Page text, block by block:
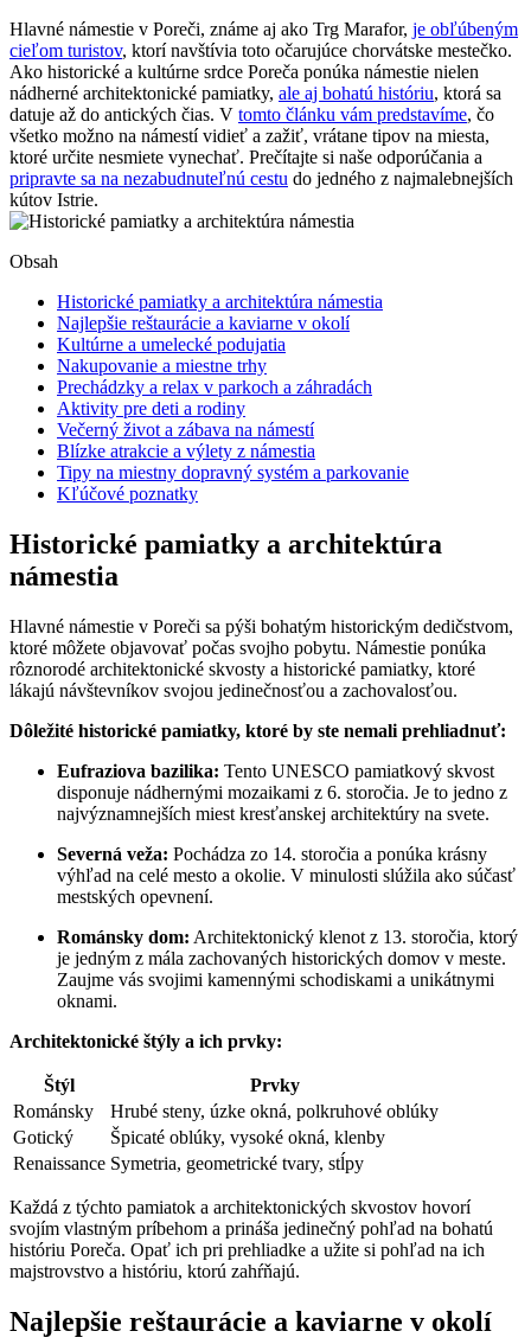
Hlavné námestie v Poreči, známe aj ako Trg Marafor, je obľúbeným
cieľom turistov, ktorí navštívia toto očarujúce chorvátske mestečko.
Ako historické a kultúrne srdce Poreča ponúka námestie nielen
nádherné architektonické pamiatky, ale aj bohatú históriu, ktorá sa
datuje až do antických čias. V tomto článku vám predstavíme, čo
všetko možno na námestí vidieť a zažiť, vrátane tipov na miesta,
ktoré určite nesmiete vynechať. Prečítajte si naše odporúčania a
pripravte sa na nezabudnuteľnú cestu do jedného z najmalebnejších
kútov Istrie.
Obsah
Historické pamiatky a architektúra námestia
Najlepšie reštaurácie a kaviarne v okolí
Kultúrne a umelecké podujatia
Nakupovanie a miestne trhy
Prechádzky a relax v parkoch a záhradách
Aktivity pre deti a rodiny
Večerný život a zábava na námestí
Blízke atrakcie a výlety z námestia
Tipy na miestny dopravný systém a parkovanie
Kľúčové poznatky
Historické pamiatky a architektúra
námestia
Hlavné námestie v Poreči sa pýši bohatým historickým dedičstvom,
ktoré môžete objavovať počas svojho pobytu. Námestie ponúka
rôznorodé architektonické skvosty a historické pamiatky, ktoré
lákajú návštevníkov svojou jedinečnosťou a zachovalosťou.
Dôležité historické pamiatky, ktoré by ste nemali prehliadnuť:
Eufraziova bazilika: Tento UNESCO pamiatkový skvost
disponuje nádhernými mozaikami z 6. storočia. Je to jedno z
najvýznamnejších miest kresťanskej architektúry na svete.
Severná veža: Pochádza zo 14. storočia a ponúka krásny
výhľad na celé mesto a okolie. V minulosti slúžila ako súčasť
mestských opevnení.
Románsky dom: Architektonický klenot z 13. storočia, ktorý
je jedným z mála zachovaných historických domov v meste.
Zaujme vás svojimi kamennými schodiskami a unikátnymi
oknami.
Architektonické štýly a ich prvky:
Štýl
Prvky
Románsky
Hrubé steny, úzke okná, polkruhové oblúky
Gotický
Špicaté oblúky, vysoké okná, klenby
Renaissance Symetria, geometrické tvary, stĺpy
Každá z týchto pamiatok a architektonických skvostov hovorí
svojím vlastným príbehom a prináša jedinečný pohľad na bohatú
históriu Poreča. Opať ich pri prehliadke a užite si pohľad na ich
majstrovstvo a históriu, ktorú zahŕňajú.
Najlepšie reštaurácie a kaviarne v okolí